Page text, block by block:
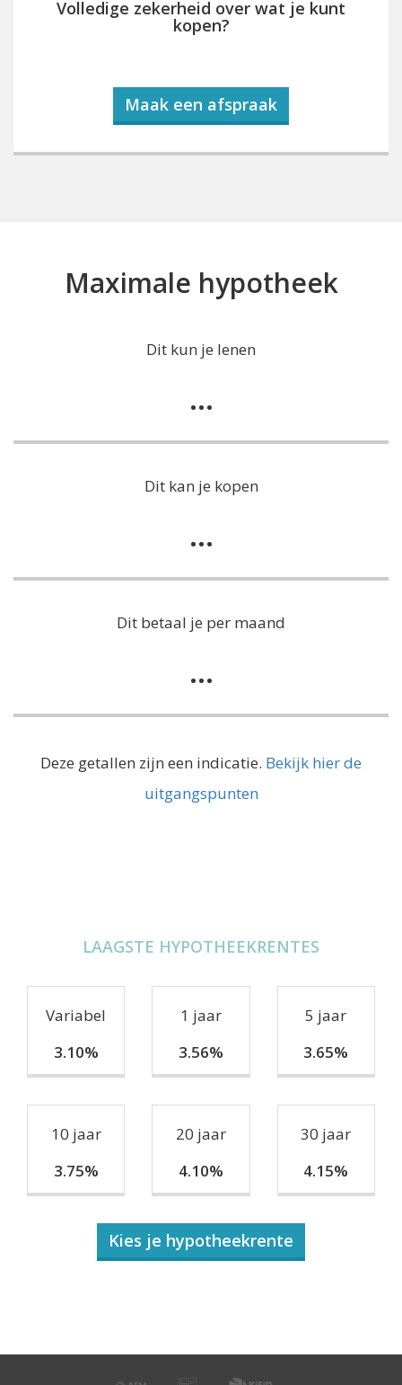
Volledige zekerheid over wat je kunt
kopen?
Maak een afspraak
Maximale hypotheek
Dit kun je lenen
...
Dit kan je kopen
...
Dit betaal je per maand
...
Deze getallen zijn een indicatie. Bekijk hier de
uitgangspunten
LAAGSTE HYPOTHEEKRENTES
Variabel
3.10%
1 jaar
3.56%
5 jaar
3.65%
10 jaar
3.75%
20 jaar
4.10%
30 jaar
4.15%
Kies je hypotheekrente